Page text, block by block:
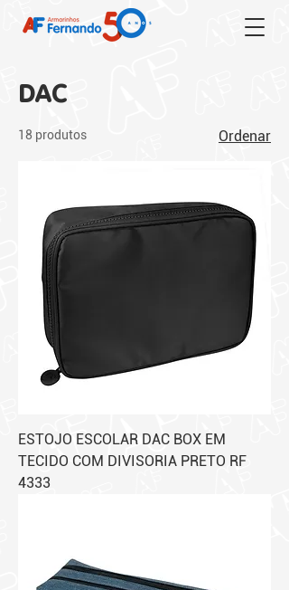
DAC
18 produtos Ordenar
ESTOJO ESCOLAR DAC BOX EM
TECIDO COM DIVISORIA PRETO RF
4333